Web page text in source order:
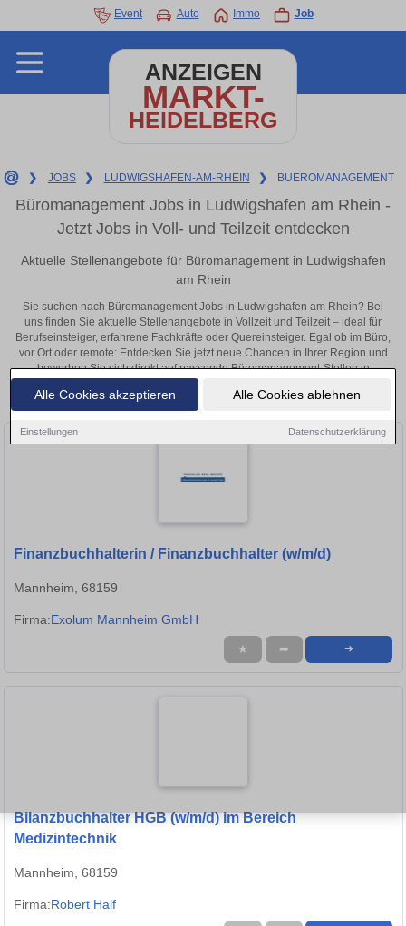
Alle Cookies akzeptieren Alle Cookies ablehnen
Einstellungen Datenschutzerklärung
Event Auto Immo Job
ANZEIGEN
MARKT-
HEIDELBERG
❯ JOBS ❯ LUDWIGSHAFEN-AM-RHEIN ❯ BUEROMANAGEMENT
Büromanagement Jobs in Ludwigshafen am Rhein -
Jetzt Jobs in Voll- und Teilzeit entdecken
Aktuelle Stellenangebote für Büromanagement in Ludwigshafen
am Rhein
Sie suchen nach Büromanagement Jobs in Ludwigshafen am Rhein? Bei
uns finden Sie aktuelle Stellenangebote in Vollzeit und Teilzeit – ideal für
Berufseinsteiger, erfahrene Fachkräfte oder Quereinsteiger. Egal ob im Büro,
vor Ort oder remote: Entdecken Sie jetzt neue Chancen in Ihrer Region und
bewerben Sie sich direkt auf passende Büromanagement-Stellen in
Ludwigshafen am Rhein!
Finanzbuchhalterin / Finanzbuchhalter (w/m/d)
Mannheim, 68159
Firma:Exolum Mannheim GmbH
★ ➦ ➜
Bilanzbuchhalter HGB (w/m/d) im Bereich
Medizintechnik
Mannheim, 68159
Firma:Robert Half